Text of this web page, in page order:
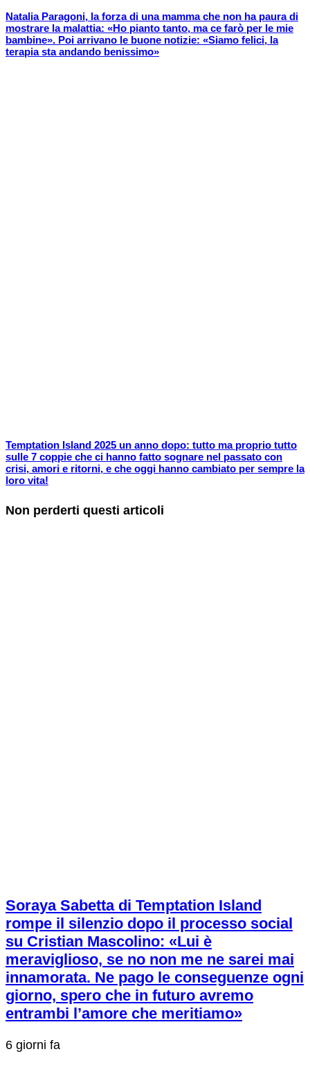
Natalia Paragoni, la forza di una mamma che non ha paura di
mostrare la malattia: «Ho pianto tanto, ma ce farò per le mie
bambine». Poi arrivano le buone notizie: «Siamo felici, la
terapia sta andando benissimo»
Temptation Island 2025 un anno dopo: tutto ma proprio tutto
sulle 7 coppie che ci hanno fatto sognare nel passato con
crisi, amori e ritorni, e che oggi hanno cambiato per sempre la
loro vita!
Non perderti questi articoli
Soraya Sabetta di Temptation Island
rompe il silenzio dopo il processo social
su Cristian Mascolino: «Lui è
meraviglioso, se no non me ne sarei mai
innamorata. Ne pago le conseguenze ogni
giorno, spero che in futuro avremo
entrambi l’amore che meritiamo»
6 giorni fa